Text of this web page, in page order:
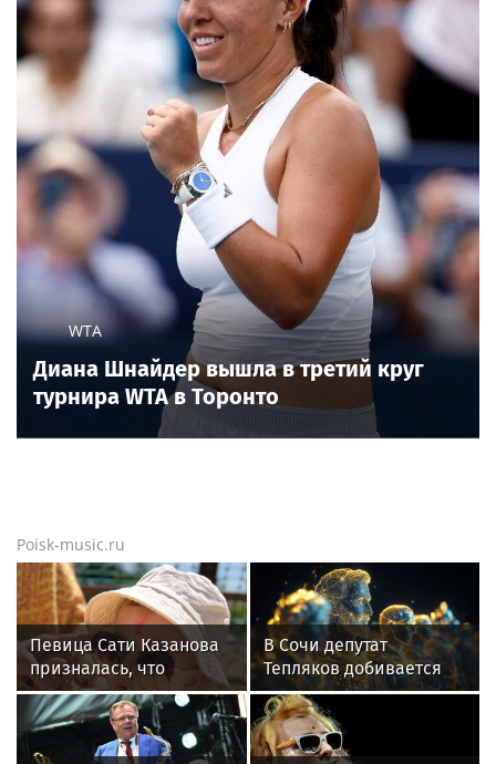
WTA
Диана Шнайдер вышла в третий круг
турнира WTA в Торонто
Poisk-music.ru
Певица Сати Казанова
призналась, что
назвала дочь в честь
индуистской богини
В Сочи депутат
Тепляков добивается
изменений в Генплан
для нового детсада